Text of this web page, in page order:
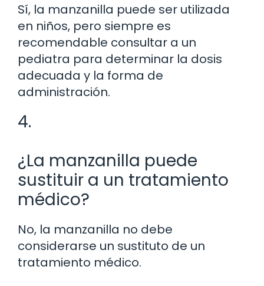
Sí, la manzanilla puede ser utilizada
en niños, pero siempre es
recomendable consultar a un
pediatra para determinar la dosis
adecuada y la forma de
administración.
4.
¿La manzanilla puede
sustituir a un tratamiento
médico?
No, la manzanilla no debe
considerarse un sustituto de un
tratamiento médico.